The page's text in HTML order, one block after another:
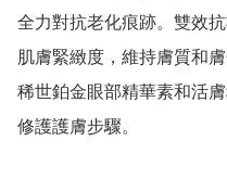
全力對抗老化痕跡。雙效
肌膚緊緻度，維持膚質和
稀世鉑金眼部精華素和活
修護護膚步驟。